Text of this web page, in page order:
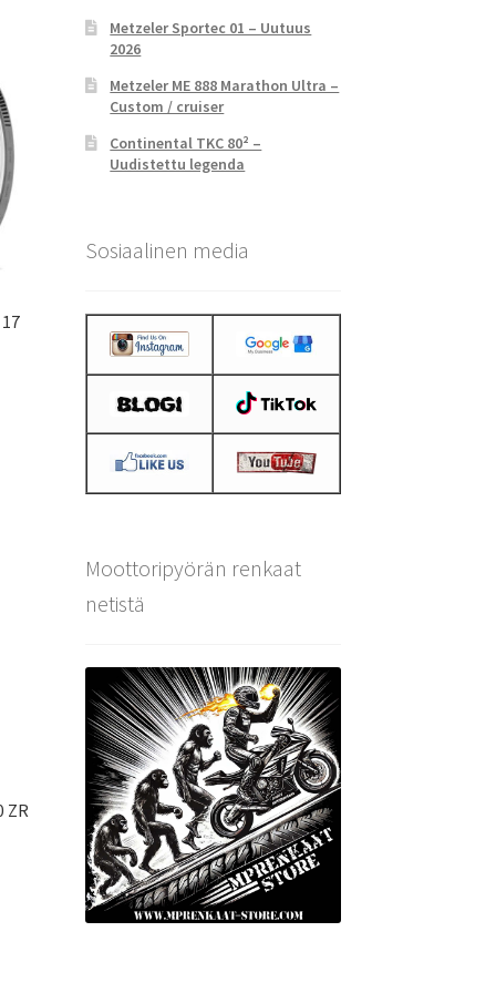
ZR
Metzeler Sportec 01 – Uutuus
2026
Metzeler ME 888 Marathon Ultra –
Custom / cruiser
Continental TKC 80² –
Uudistettu legenda
Sosiaalinen media
Moottoripyörän renkaat
netistä